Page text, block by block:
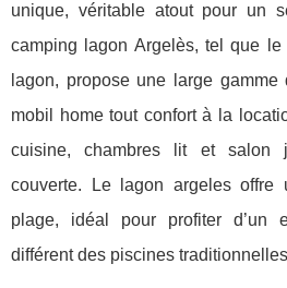
unique, véritable atout pour un
camping lagon Argelès, tel que
lagon, propose une large gamme
mobil home tout confort à la
cuisine, chambres lit et salon
couverte. Le lagon argeles
plage, idéal pour profiter d’un
différent des piscines